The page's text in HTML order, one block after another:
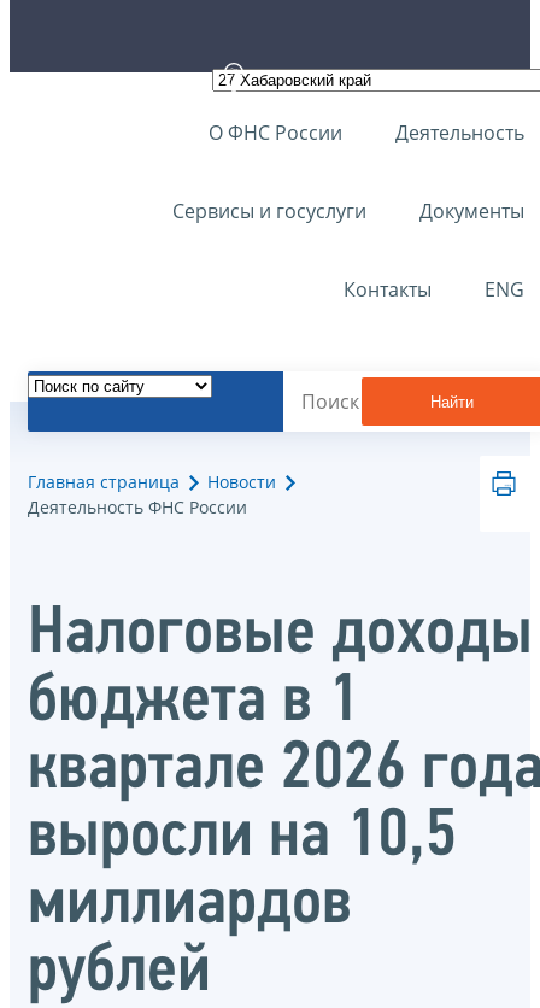
О ФНС России Деятельность
Сервисы и госуслуги Документы
Контакты ENG
Найти
Главная страница
Новости
Деятельность ФНС России
Налоговые доходы
бюджета в 1
квартале 2026
выросли на 10,5
миллиардов
рублей